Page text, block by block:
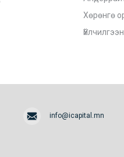
Хөрөнгө
info@icapital.mn